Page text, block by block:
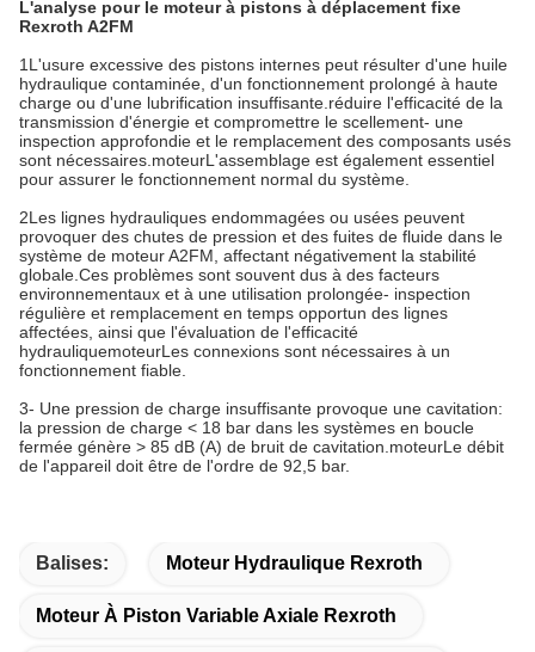
L'analyse pour le moteur à pistons à déplacement fixe
Rexroth A2FM
1L'usure excessive des pistons internes peut résulter d'une huile
hydraulique contaminée, d'un fonctionnement prolongé à haute
charge ou d'une lubrification insuffisante.réduire l'efficacité de la
transmission d'énergie et compromettre le scellement- une
inspection approfondie et le remplacement des composants usés
sont nécessaires. moteurL'assemblage est également essentiel
pour assurer le fonctionnement normal du système.
2Les lignes hydrauliques endommagées ou usées peuvent
provoquer des chutes de pression et des fuites de fluide dans le
système de moteur A2FM, affectant négativement la stabilité
globale.Ces problèmes sont souvent dus à des facteurs
environnementaux et à une utilisation prolongée- inspection
régulière et remplacement en temps opportun des lignes
affectées, ainsi que l'évaluation de l'efficacité
hydrauliquemoteurLes connexions sont nécessaires à un
fonctionnement fiable.
3- Une pression de charge insuffisante provoque une cavitation:
la pression de charge < 18 bar dans les systèmes en boucle
fermée génère > 85 dB (A) de bruit de cavitation. moteurLe débit
de l'appareil doit être de l'ordre de 92,5 bar.
Balises: Moteur Hydraulique Rexroth
Moteur À Piston Variable Axiale Rexroth